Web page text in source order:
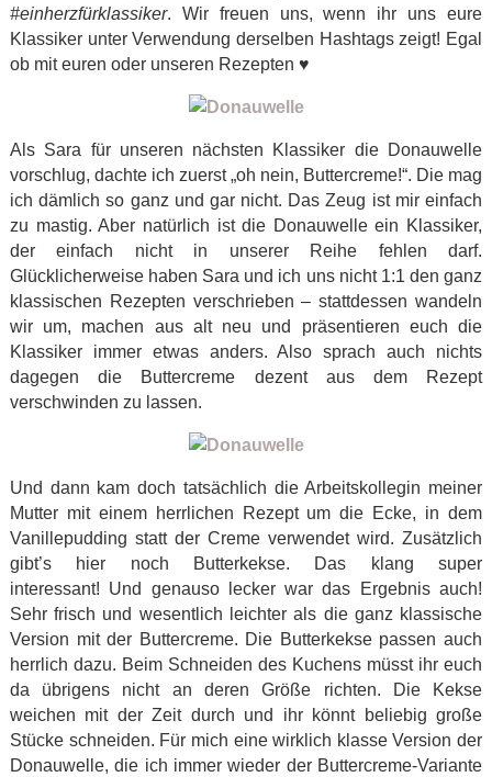
#einherzfürklassiker. Wir freuen uns, wenn ihr uns eure
Klassiker unter Verwendung derselben Hashtags zeigt! Egal
ob mit euren oder unseren Rezepten ♥
Als Sara für unseren nächsten Klassiker die Donauwelle
vorschlug, dachte ich zuerst „oh nein, Buttercreme!“. Die mag
ich dämlich so ganz und gar nicht. Das Zeug ist mir einfach
zu mastig. Aber natürlich ist die Donauwelle ein Klassiker,
der einfach nicht in unserer Reihe fehlen darf.
Glücklicherweise haben Sara und ich uns nicht 1:1 den ganz
klassischen Rezepten verschrieben – stattdessen wandeln
wir um, machen aus alt neu und präsentieren euch die
Klassiker immer etwas anders. Also sprach auch nichts
dagegen die Buttercreme dezent aus dem Rezept
verschwinden zu lassen.
Und dann kam doch tatsächlich die Arbeitskollegin meiner
Mutter mit einem herrlichen Rezept um die Ecke, in dem
Vanillepudding statt der Creme verwendet wird. Zusätzlich
gibt’s hier noch Butterkekse. Das klang super
interessant! Und genauso lecker war das Ergebnis auch!
Sehr frisch und wesentlich leichter als die ganz klassische
Version mit der Buttercreme. Die Butterkekse passen auch
herrlich dazu. Beim Schneiden des Kuchens müsst ihr euch
da übrigens nicht an deren Größe richten. Die Kekse
weichen mit der Zeit durch und ihr könnt beliebig große
Stücke schneiden. Für mich eine wirklich klasse Version der
Donauwelle, die ich immer wieder der Buttercreme-Variante